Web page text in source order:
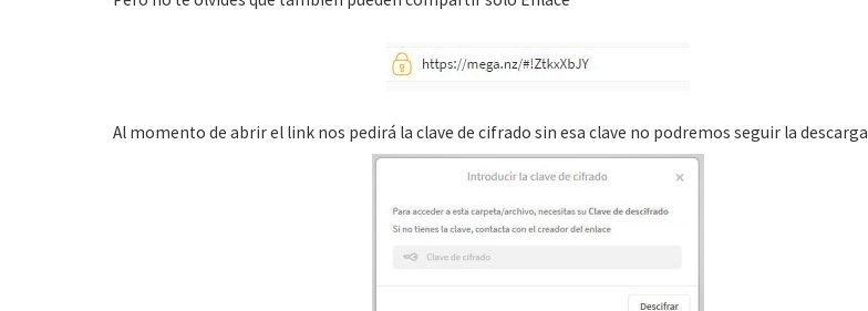
Al momento de abrir el link nos pedirá la clave de cifrado sin esa clave no podremos seguir la descarga